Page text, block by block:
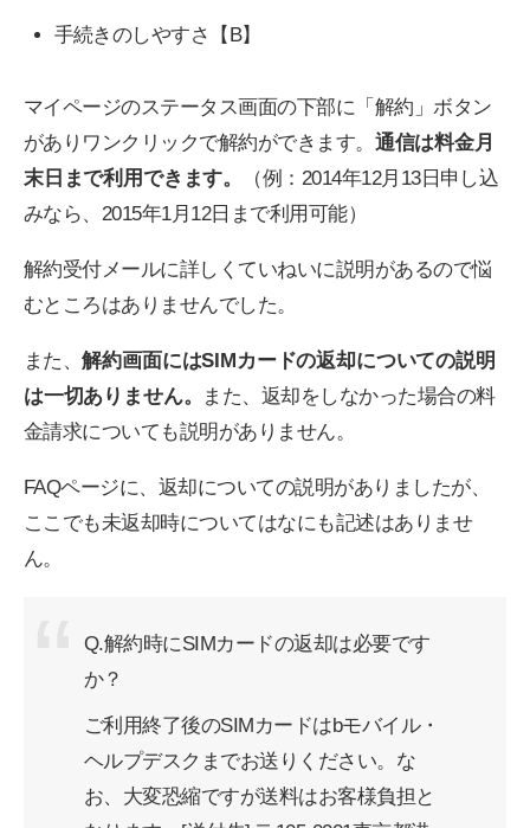
手続きのしやすさ【B】
マイページのステータス画面の下部に「解約」ボタン
がありワンクリックで解約ができます。 通信は料金月
末日まで利用できます。
（例：2014年12月13日申し込
みなら、2015年1月12日まで利用可能）
解約受付メールに詳しくていねいに説明があるので悩
むところはありませんでした。
また、解約画面にはSIMカードの返却についての説明
は一切ありません。
また、返却をしなかった場合の料
金請求についても説明がありません。
FAQページに、返却についての説明がありましたが、
ここでも未返却時についてはなにも記述はありませ
ん。
Q.解約時にSIMカードの返却は必要です
か？
ご利用終了後のSIMカードはbモバイル・
ヘルプデスクまでお送りください。な
お、大変恐縮ですが送料はお客様負担と